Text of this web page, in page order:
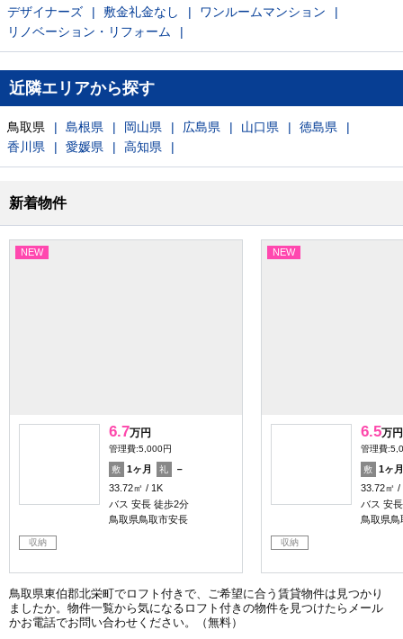
デザイナーズ
敷金礼金なし
ワンルームマンション
リノベーション・リフォーム
近隣エリアから探す
鳥取県 島根県 岡山県 広島県 山口県
徳島県
香川県
愛媛県 高知県
新着物件
NEW
6.7万円
管理費:5,000円
敷 1ヶ月 礼
－
33.72㎡
1K
バス 安長 徒歩2分
鳥取県鳥取市安長
収納
NEW
6.5万円
管理費
敷
1ヶ月
33.72㎡
バス 安
鳥取県鳥
収納
鳥取県東伯郡北栄町でロフト付きで、ご希望に合う賃貸物件は見つかり
ましたか。物件一覧から気になるロフト付きの物件を見つけたらメール
かお電話でお問い合わせください。（無料）